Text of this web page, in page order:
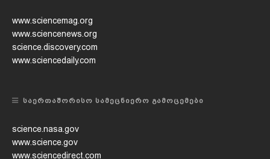
www.sciencemag.org
www.sciencenews.org
science.discovery.com
www.sciencedaily.com
ᲡᲐᲔᲠᲗᲐᲨᲝᲠᲘᲡᲝ ᲡᲐᲛᲔᲪᲜᲘᲔᲠᲝ ᲒᲐᲛᲝᲪᲔᲛᲔᲑᲘ
science.nasa.gov
www.science.gov
www.sciencedirect.com